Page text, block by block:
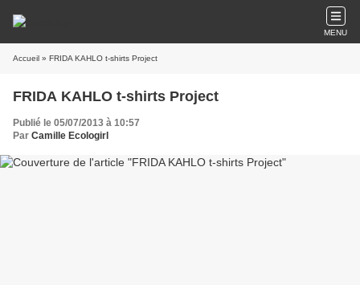
MENU
Accueil » FRIDA KAHLO t-shirts Project
FRIDA KAHLO t-shirts Project
Publié le 05/07/2013 à 10:57
Par Camille Ecologirl